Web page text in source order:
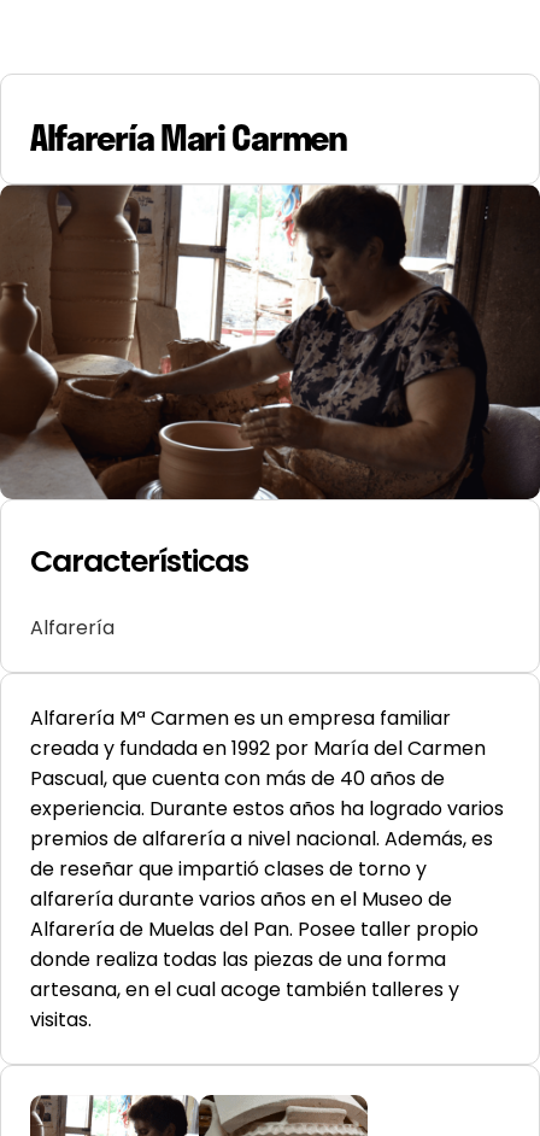
Alfarería Mari Carmen
Características
Alfarería
Alfarería Mª Carmen es un empresa familiar
creada y fundada en 1992 por María del Carmen
Pascual, que cuenta con más de 40 años de
experiencia. Durante estos años ha logrado varios
premios de alfarería a nivel nacional. Además, es
de reseñar que impartió clases de torno y
alfarería durante varios años en el Museo de
Alfarería de Muelas del Pan. Posee taller propio
donde realiza todas las piezas de una forma
artesana, en el cual acoge también talleres y
visitas.